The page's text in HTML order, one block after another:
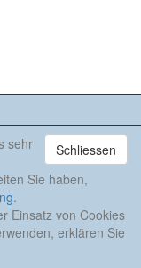
Schliessen
sehr
Sie haben,
.
Einsatz von Cookies
erklären Sie